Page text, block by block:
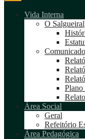
Vida Interna
O Salgueiral
Plano
Área Social
Geral
Refeitório
Área Pedagógica